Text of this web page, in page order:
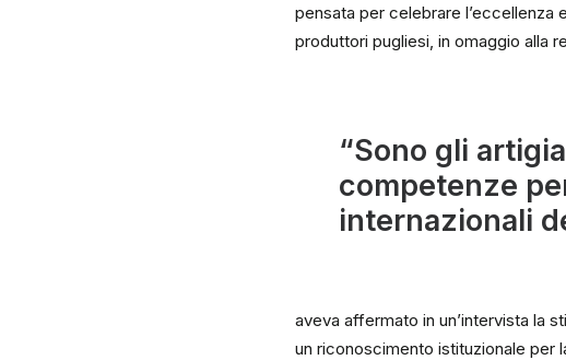
pensata per celebrare l’eccellenza
produttori pugliesi, in omaggio alla
“Sono gli
competenze
internazionali
aveva affermato in un’intervista la
un riconoscimento istituzionale per